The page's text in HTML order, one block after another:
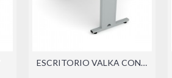
ESCRITORIO VALKA CON LATERAL (DER./IZQ.)